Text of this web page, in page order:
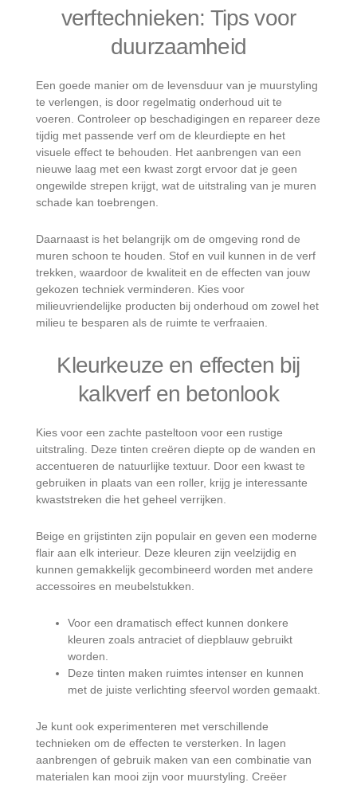
verftechnieken: Tips voor
duurzaamheid
Een goede manier om de levensduur van je muurstyling
te verlengen, is door regelmatig onderhoud uit te
voeren. Controleer op beschadigingen en repareer deze
tijdig met passende verf om de kleurdiepte en het
visuele effect te behouden. Het aanbrengen van een
nieuwe laag met een kwast zorgt ervoor dat je geen
ongewilde strepen krijgt, wat de uitstraling van je muren
schade kan toebrengen.
Daarnaast is het belangrijk om de omgeving rond de
muren schoon te houden. Stof en vuil kunnen in de verf
trekken, waardoor de kwaliteit en de effecten van jouw
gekozen techniek verminderen. Kies voor
milieuvriendelijke producten bij onderhoud om zowel het
milieu te besparen als de ruimte te verfraaien.
Kleurkeuze en effecten bij
kalkverf en betonlook
Kies voor een zachte pasteltoon voor een rustige
uitstraling. Deze tinten creëren diepte op de wanden en
accentueren de natuurlijke textuur. Door een kwast te
gebruiken in plaats van een roller, krijg je interessante
kwaststreken die het geheel verrijken.
Beige en grijstinten zijn populair en geven een moderne
flair aan elk interieur. Deze kleuren zijn veelzijdig en
kunnen gemakkelijk gecombineerd worden met andere
accessoires en meubelstukken.
Voor een dramatisch effect kunnen donkere
kleuren zoals antraciet of diepblauw gebruikt
worden.
Deze tinten maken ruimtes intenser en kunnen
met de juiste verlichting sfeervol worden gemaakt.
Je kunt ook experimenteren met verschillende
technieken om de effecten te versterken. In lagen
aanbrengen of gebruik maken van een combinatie van
materialen kan mooi zijn voor muurstyling. Creëer